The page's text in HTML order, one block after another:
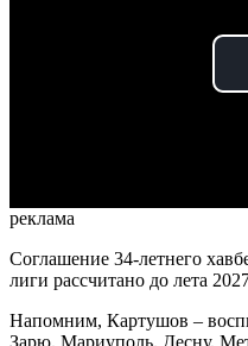
реклама
Соглашение 34-летнего
лиги рассчитано до лета
Напомним, Картушов –